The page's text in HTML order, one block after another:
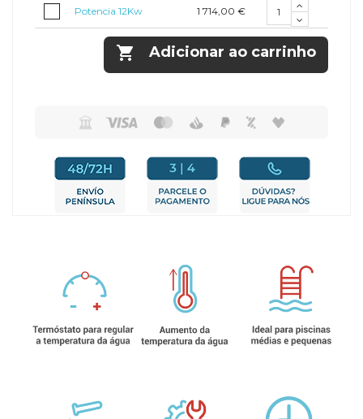
Potencia 12Kw 1 714,00 €
 Adicionar ao carrinho